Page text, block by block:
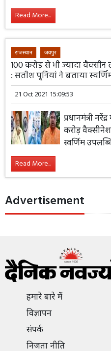
Read More...
राजस्थान जयपुर
100 करोड़ से भी ज्यादा
: सतीश पूनियां ने बताया
21 Oct 2021 15:09:53
प्रधानमंत्री
करोड़
स्वर्णिम
Read More...
Advertisement
हमारे बारे में
विज्ञापन
संपर्क
निजता नीति